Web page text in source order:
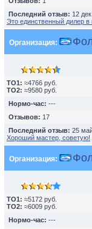
Последний отзыв: 12
Это единственный дилер в
Организация:
TO1: ≈4766 руб.
TO2: ≈9580 руб.
Нормо-час: ---
Отзывов: 17
Последний отзыв: 25
Хороший мастер, советую!
Организация:
TO1: ≈5172 руб.
TO2: ≈6009 руб.
Нормо-час: ---